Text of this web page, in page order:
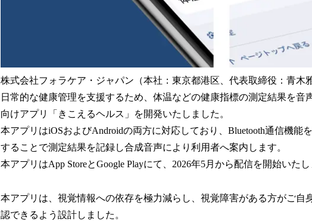
株式会社フォラケア・ジャパン（本社：東京都港区、代表取締役：青木
日常的な健康管理を支援するため、体温などの健康指標の測定結果を音
向けアプリ「きこえるヘルス」を開発いたしました。
本アプリはiOSおよびAndroidの両方に対応しており、Bluetooth通信機能
することで測定結果を記録し合成音声により利用者へ案内します。
本アプリはApp StoreとGoogle Playにて、2026年5月から配信を開始いたし
本アプリは、視覚情報への依存を極力減らし、視覚障害がある方がご自
認できるよう設計しました。